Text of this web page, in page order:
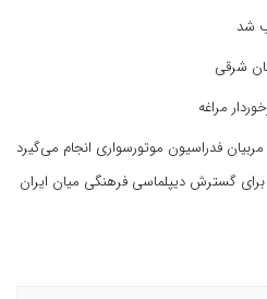
شد
شرقی
مراغه
فدراسیون موتورسواری انجام می‌گیرد
برای گسترش دیپلماسی فرهنگی میان ایران